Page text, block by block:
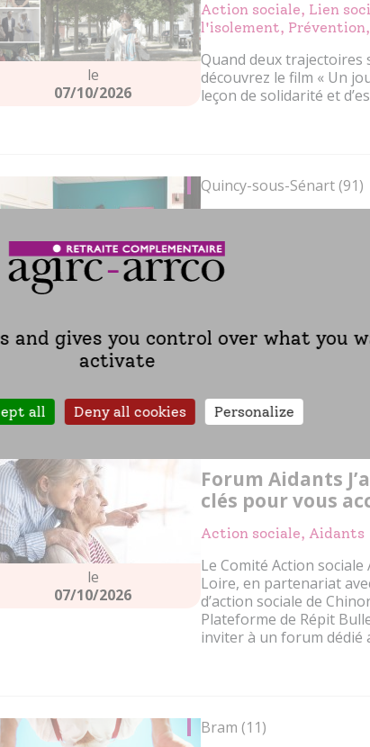
le
07/10/2026
Action sociale, Lien
l'isolement,
Quand deux trajectoires
découvrez le film « Un
leçon de solidarité et
07/10/2026
Quincy-sous-Sénart (91)
Habitat & cadre de vie
Vieillir chez soi est le
Cette conférence vous
solutions favorisant le
le
07/10/2026
Forum Aidants
clés pour vous
Action sociale, Aidants
Le Comité Action sociale
Loire, en partenariat
d’action sociale de
Plateforme de Répit
inviter à un forum dédié
Bram (11)
and gives you control over what you
activate
all Deny all cookies Personalize